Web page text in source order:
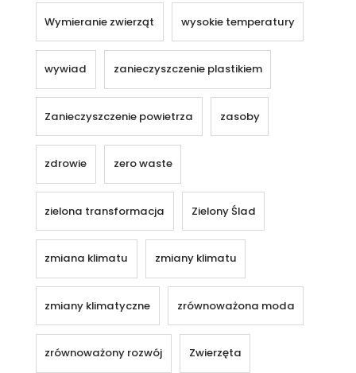
Wymieranie zwierząt wysokie temperatury
wywiad zanieczyszczenie plastikiem
Zanieczyszczenie powietrza zasoby
zdrowie zero waste
zielona transformacja Zielony Ślad
zmiana klimatu zmiany klimatu
zmiany klimatyczne zrównoważona moda
zrównoważony rozwój Zwierzęta